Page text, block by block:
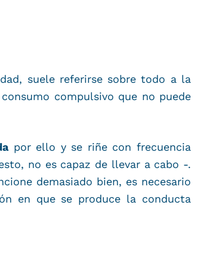
suele referirse sobre todo a la
compulsivo que no puede
por ello y se riñe con frecuencia
no es capaz de llevar a cabo -.
demasiado bien, es necesario
en que se produce la conducta